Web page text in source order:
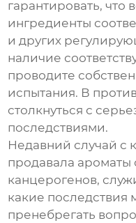
гарантировать, что
ингредиенты
и других
наличие
проводите
испытания. В
столкнуться с
последствиями.
Недавний случай с
продавала
канцерогенов,
какие последствия
пренебрегать